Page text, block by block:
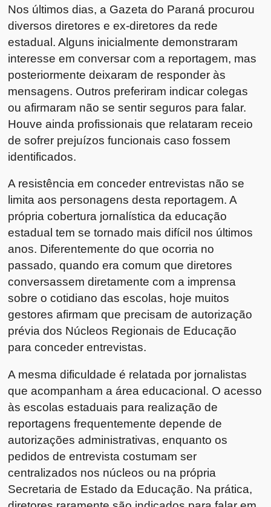
Nos últimos dias, a Gazeta do Paraná procurou
diversos diretores e ex-diretores da rede
estadual. Alguns inicialmente demonstraram
interesse em conversar com a reportagem, mas
posteriormente deixaram de responder às
mensagens. Outros preferiram indicar colegas
ou afirmaram não se sentir seguros para falar.
Houve ainda profissionais que relataram receio
de sofrer prejuízos funcionais caso fossem
identificados.
A resistência em conceder entrevistas não se
limita aos personagens desta reportagem. A
própria cobertura jornalística da educação
estadual tem se tornado mais difícil nos últimos
anos. Diferentemente do que ocorria no
passado, quando era comum que diretores
conversassem diretamente com a imprensa
sobre o cotidiano das escolas, hoje muitos
gestores afirmam que precisam de autorização
prévia dos Núcleos Regionais de Educação
para conceder entrevistas.
A mesma dificuldade é relatada por jornalistas
que acompanham a área educacional. O acesso
às escolas estaduais para realização de
reportagens frequentemente depende de
autorizações administrativas, enquanto os
pedidos de entrevista costumam ser
centralizados nos núcleos ou na própria
Secretaria de Estado da Educação. Na prática,